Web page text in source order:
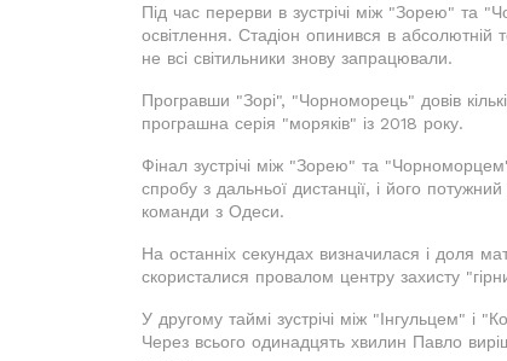
Під час перерви в зустрічі між "Зорею" та
освітлення. Стадіон опинився в
не всі світильники знову запрацювали.
Програвши "Зорі", "Чорноморець" довів
програшна серія "моряків" із 2018 року.
Фінал зустрічі між "Зорею" та
спробу з дальньої дистанції, і його
команди з Одеси.
На останніх секундах визначилася і доля
скористалися провалом центру захисту
У другому таймі зустрічі між "Інгульцем" і
Через всього одинадцять хвилин Павло